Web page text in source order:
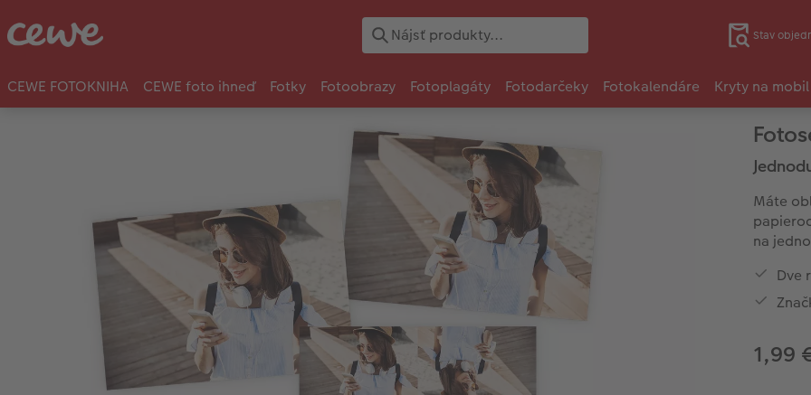
Stav
CEWE FOTOKNIHA CEWE foto ihneď Fotky Fotoobrazy Fotoplagáty Fotodarčeky Fotokalendáre Kryty na mobil
Máte
na
Dve
1,99